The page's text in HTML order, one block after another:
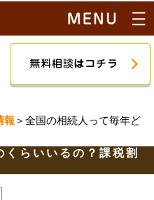
報 ＞全国の相続人って毎年ど
らいいるの？課税割